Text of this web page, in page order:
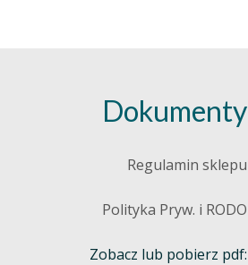
Dokumenty
Regulamin sklepu
Polityka Pryw. i RODO
Zobacz lub pobierz pdf: